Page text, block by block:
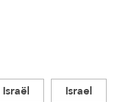
Israël
Israel